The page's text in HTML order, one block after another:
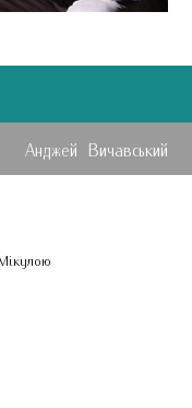
Анджей Вичавський